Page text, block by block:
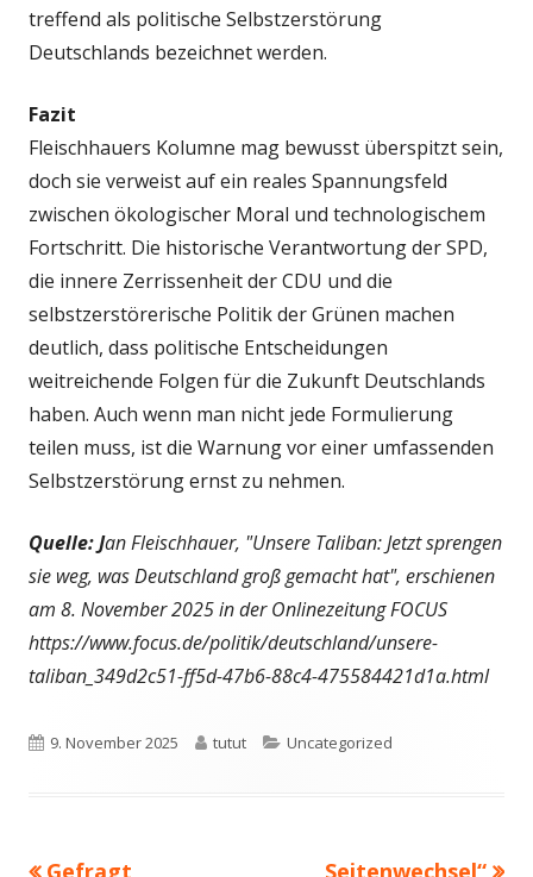
treffend als politische Selbstzerstörung
Deutschlands bezeichnet werden.
Fazit
Fleischhauers Kolumne mag bewusst überspitzt sein,
doch sie verweist auf ein reales Spannungsfeld
zwischen ökologischer Moral und technologischem
Fortschritt. Die historische Verantwortung der SPD,
die innere Zerrissenheit der CDU und die
selbstzerstörerische Politik der Grünen machen
deutlich, dass politische Entscheidungen
weitreichende Folgen für die Zukunft Deutschlands
haben. Auch wenn man nicht jede Formulierung
teilen muss, ist die Warnung vor einer umfassenden
Selbstzerstörung ernst zu nehmen.
Quelle: Jan Fleischhauer, "Unsere Taliban: Jetzt sprengen
sie weg, was Deutschland groß gemacht hat", erschienen
am 8. November 2025 in der Onlinezeitung FOCUS
https://www.focus.de/politik/deutschland/unsere-
taliban_349d2c51-ff5d-47b6-88c4-475584421d1a.html
Veröffentlicht
9. November 2025 Autor
tutut Kategorien
Uncategorized
Vorheriger
Gefragt Nächster
„Seitenwechsel“